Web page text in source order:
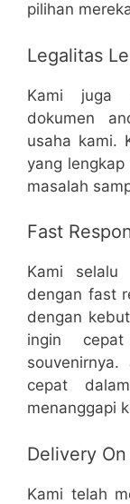
pilihan
Legalitas
Kami juga
dokumen
usaha kami.
yang
masalah
Fast
Kami selalu
dengan fast
dengan
ingin
cepat
menanggapi
Delivery
Kami telah